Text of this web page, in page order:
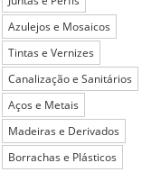
Azulejos e Mosaicos
Tintas e Vernizes
Canalização e Sanitários
Aços e Metais
Madeiras e Derivados
Borrachas e Plásticos